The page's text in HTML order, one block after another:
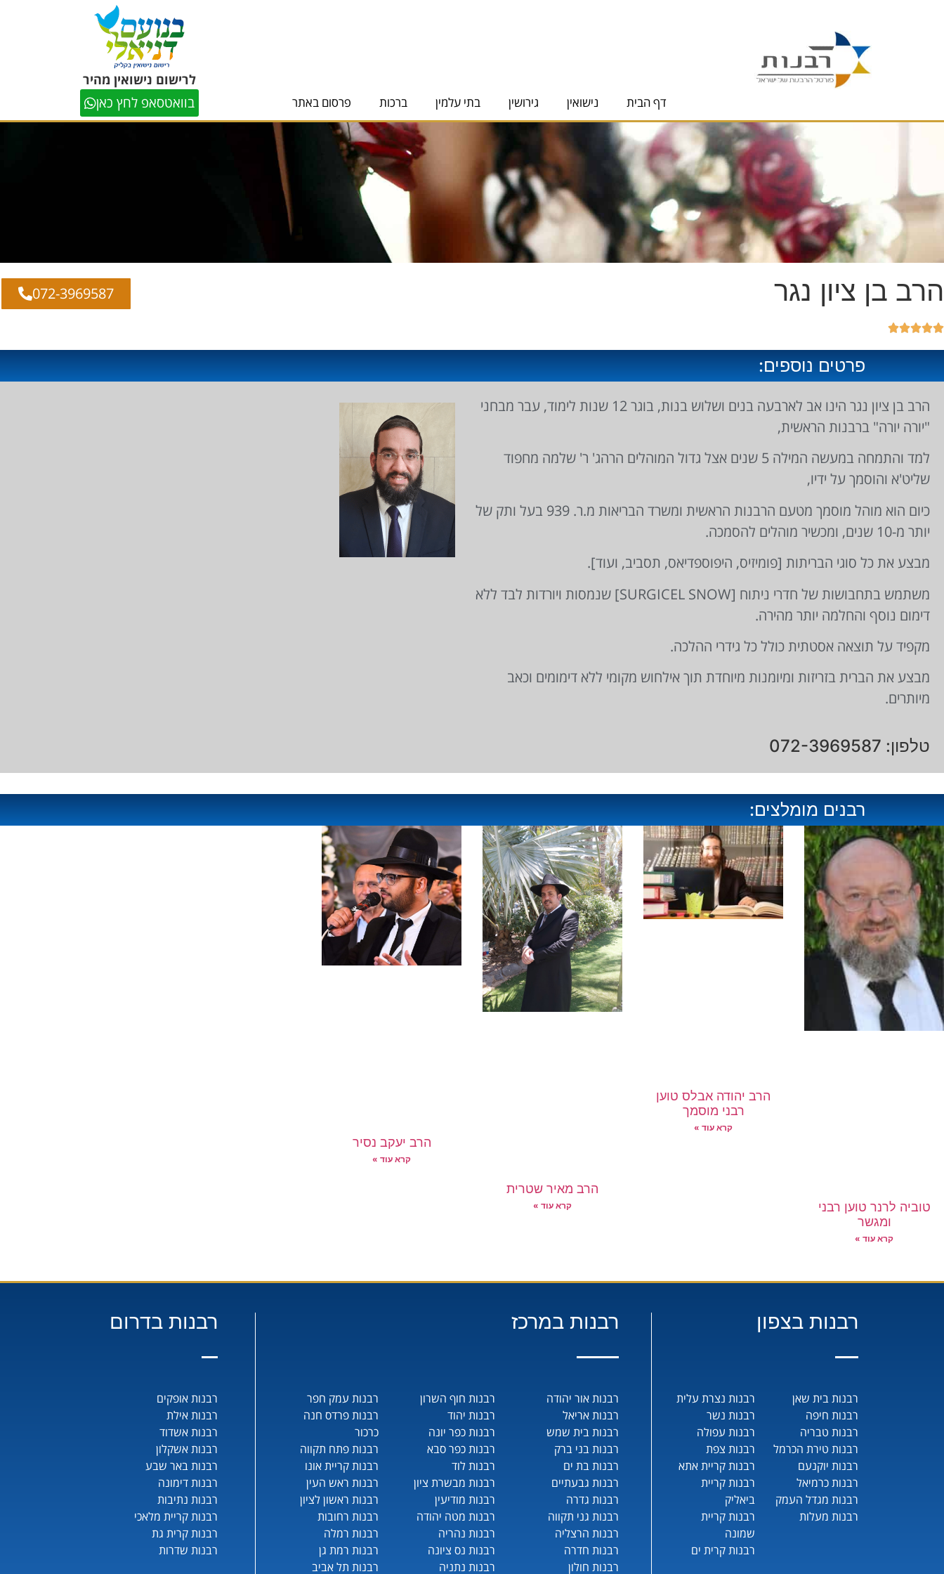
דף הבית נישואין גירושין בתי עלמין ברכות פרסום באתר
לרישום נישואין מהיר
בוואטסאפ לחץ כאן
הרב בן ציון נגר





072-3969587
פרטים נוספים:
הרב בן ציון נגר הינו אב לארבעה בנים ושלוש בנות, בוגר 12 שנות לימוד, עבר מבחני
"יורה יורה" ברבנות הראשית,
למד והתמחה במעשה המילה 5 שנים אצל גדול המוהלים הרהג' ר' שלמה מחפוד
שליט'א והוסמך על ידיו,
כיום הוא מוהל מוסמך מטעם הרבנות הראשית ומשרד הבריאות מ.ר. 939 בעל ותק של
יותר מ-10 שנים, ומכשיר מוהלים להסמכה.
מבצע את כל סוגי הבריתות [פומיזיס, היפוספדיאס, תסביב, ועוד].
משתמש בתחבושות של חדרי ניתוח [SURGICEL SNOW] שנמסות ויורדות לבד ללא
דימום נוסף והחלמה יותר מהירה.
מקפיד על תוצאה אסטתית כולל כל גידרי ההלכה.
מבצע את הברית בזריזות ומיומנות מיוחדת תוך אילחוש מקומי ללא דימומים וכאב
מיותרים.
טלפון: 072-3969587
רבנים מומלצים:
טוביה לרנר טוען רבני
ומגשר
קרא עוד »
הרב יהודה אבלס טוען
רבני מוסמך
קרא עוד »
הרב מאיר שטרית
קרא עוד »
הרב יעקב נסיר
קרא עוד »
רבנות בצפון
רבנות בית שאן
רבנות חיפה
רבנות טבריה
רבנות טירת הכרמל
רבנות יוקנעם
רבנות כרמיאל
רבנות מגדל העמק
רבנות מעלות
רבנות נצרת עלית
רבנות נשר
רבנות עפולה
רבנות צפת
רבנות קריית אתא
רבנות קריית
ביאליק
רבנות קריית
שמונה
רבנות קרית ים
רבנות במרכז
רבנות אור יהודה
רבנות אריאל
רבנות בית שמש
רבנות בני ברק
רבנות בת ים
רבנות גבעתיים
רבנות גדרה
רבנות גני תקווה
רבנות הרצליה
רבנות חדרה
רבנות חולון
רבנות חוף השרון
רבנות יהוד
רבנות כפר יונה
רבנות כפר סבא
רבנות לוד
רבנות מבשרת ציון
רבנות מודיעין
רבנות מטה יהודה
רבנות נהריה
רבנות נס ציונה
רבנות נתניה
רבנות עמק חפר
רבנות פרדס חנה
כרכור
רבנות פתח תקווה
רבנות קריית אונו
רבנות ראש העין
רבנות ראשון לציון
רבנות רחובות
רבנות רמלה
רבנות רמת גן
רבנות תל אביב
רבנות בדרום
רבנות אופקים
רבנות אילת
רבנות אשדוד
רבנות אשקלון
רבנות באר שבע
רבנות דימונה
רבנות נתיבות
רבנות קריית מלאכי
רבנות קרית גת
רבנות שדרות